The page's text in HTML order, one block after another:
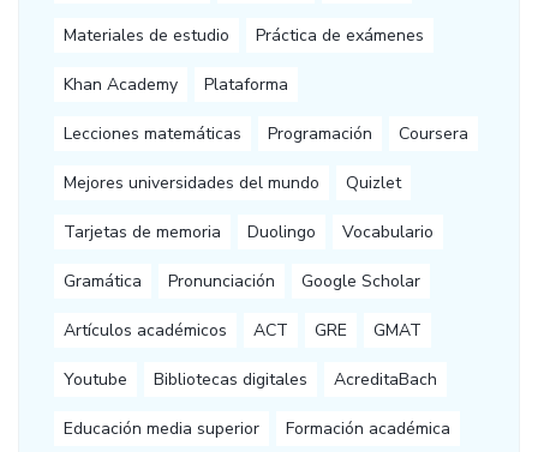
Materiales de estudio Práctica de exámenes
Khan Academy Plataforma
Lecciones matemáticas Programación Coursera
Mejores universidades del mundo Quizlet
Tarjetas de memoria Duolingo Vocabulario
Gramática Pronunciación Google Scholar
Artículos académicos ACT GRE GMAT
Youtube Bibliotecas digitales AcreditaBach
Educación media superior Formación académica